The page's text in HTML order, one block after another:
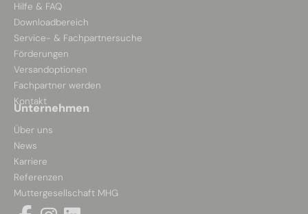
Hilfe & FAQ
Downloadbereich
Service- & Fachpartnersuche
Förderungen
Versandoptionen
Fachpartner werden
Kontakt
Unternehmen
Über uns
News
Karriere
Referenzen
Muttergesellschaft MHG